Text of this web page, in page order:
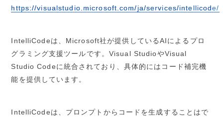
https://visualstudio.microsoft.com/ja/services/intellicode/
IntelliCodeは、Microsoft社が提供しているAIによるプロ
グラミング支援ツールです。Visual StudioやVisual
Studio Codeに統合されており、具体的にはコード補完機
能を提供しています。
IntelliCodeは、プロンプトからコードを生成することはで